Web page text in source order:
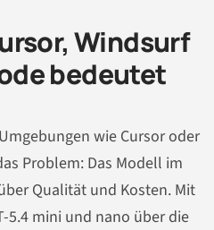
Windsurf
bedeutet
wie Cursor oder
Problem: Das Modell im
Qualität und Kosten. Mit
5.4 mini und nano über die